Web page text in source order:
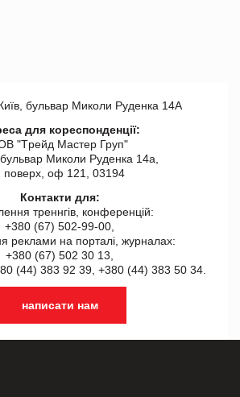
бульвар Миколи Руденка 14А
для кореспонденції:
"Tрейд Мастер Груп"
Миколи Руденка 14а,
поверх, оф 121, 03194
Контакти для:
треннгів, конференцій:
+380 (67) 502-99-00,
реклами на порталі, журналах:
+380 (67) 502 30 13,
(44) 383 92 39, +380 (44) 383 50 34.
написати нам